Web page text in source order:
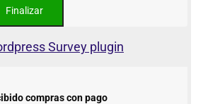
Survey plugin
compras con pago